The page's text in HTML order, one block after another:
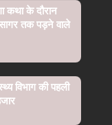
कथा के दौरान
तक पड़ने वाले
विभाग की पहली